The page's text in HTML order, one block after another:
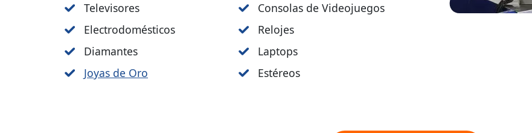
Televisores
Electrodomésticos
Diamantes
Joyas de Oro
Consolas de Videojuegos
Relojes
Laptops
Estéreos